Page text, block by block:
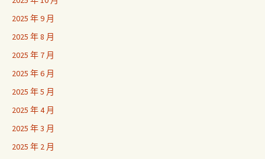
2025 年 9 月
2025 年 8 月
2025 年 7 月
2025 年 6 月
2025 年 5 月
2025 年 4 月
2025 年 3 月
2025 年 2 月